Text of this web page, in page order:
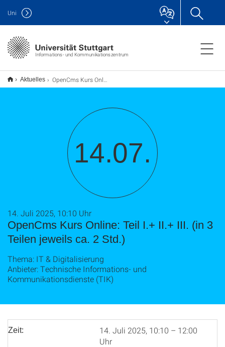
Informations- und Kommunikationszentrum
Uni
Aktuelles OpenCms Kurs Online: Teil I.+ II.+ III. (in 3 Teilen jeweils ca. 2 Std.)
14.07.
OpenCms Kurs Online: Teil I.+ II.+ III. (in 3
Teilen jeweils ca. 2 Std.)
14. Juli 2025, 10:10 Uhr
Thema: IT & Digitalisierung
Anbieter: Technische Informations- und
Kommunikationsdienste (TIK)
Zeit:
14. Juli 2025, 10:10 – 12:00
Uhr